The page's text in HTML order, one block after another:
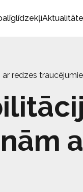
redzes